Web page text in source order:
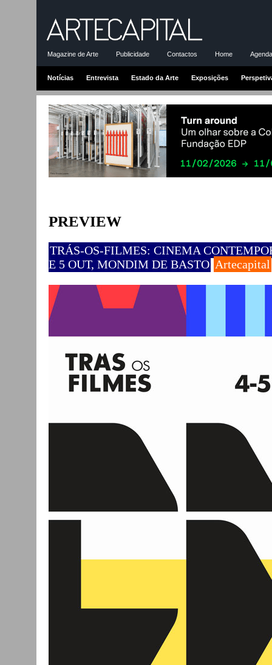
Magazine de Arte Publicidade Contactos Home
Notícias Entrevista Estado da Arte Exposições
PREVIEW
TRÁS-OS-FILMES: CINEMA
E 5 OUT, MONDIM DE BASTO Artecapital